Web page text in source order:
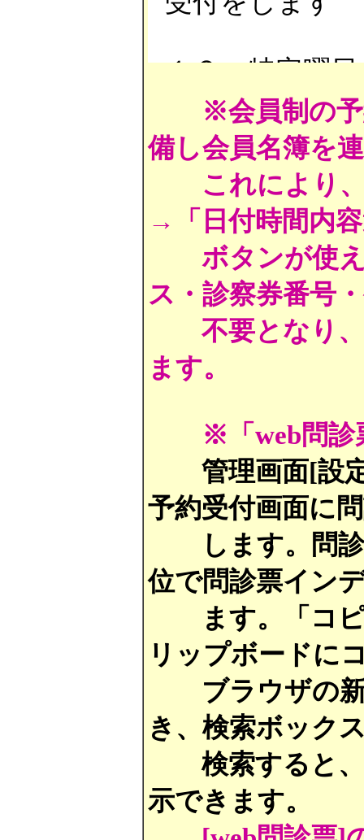
※会員制の
備し会員名簿を
これにより
→「日付時間内
ボタンが使
ス・診察券番号
不要となり
ます。
※「web問診
管理画面[設
予約受付画面に
します。問診
位で問診票イン
ます。「コピ
リップボードに
ブラウザの新
き、検索ボック
検索すると、
示できます。